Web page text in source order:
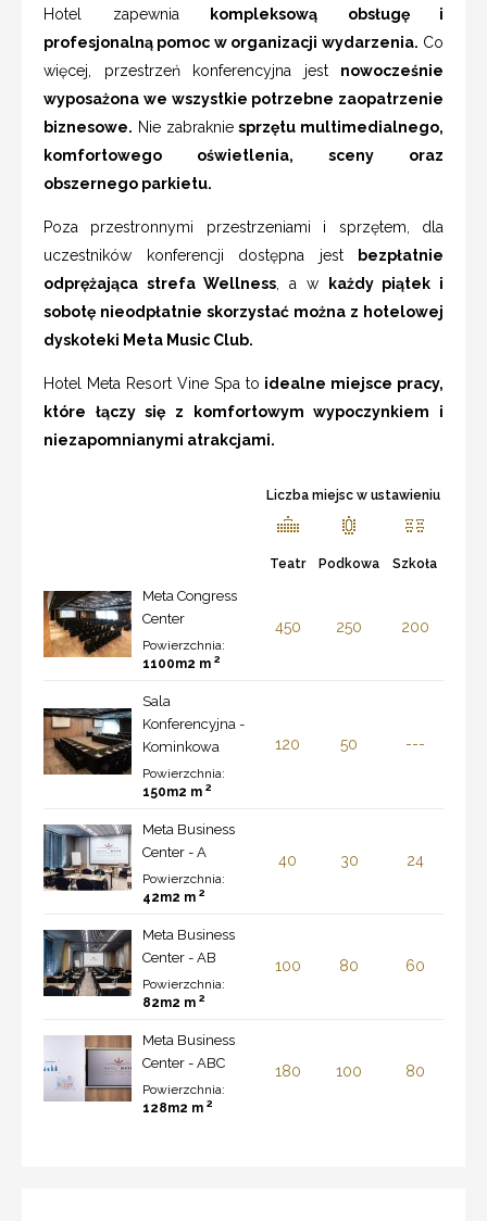
Hotel zapewnia
kompleksową obsługę i
profesjonalną pomoc w organizacji wydarzenia. Co
więcej, przestrzeń konferencyjna jest nowocześnie
wyposażona we wszystkie potrzebne zaopatrzenie
biznesowe. Nie zabraknie sprzętu multimedialnego,
komfortowego oświetlenia, sceny oraz
obszernego parkietu.
Poza przestronnymi przestrzeniami i sprzętem, dla
uczestników konferencji dostępna jest
bezpłatnie
odprężająca strefa Wellness , a w
każdy piątek i
sobotę nieodpłatnie skorzystać można z hotelowej
dyskoteki Meta Music Club.
Hotel Meta Resort Vine Spa to idealne miejsce pracy,
które łączy się z komfortowym wypoczynkiem i
niezapomnianymi atrakcjami.
Liczba miejsc w ustawieniu
Teatr Podkowa Szkoła
Meta Congress
Center
Powierzchnia:
1100m2 m 2
450 250 200
Sala
Konferencyjna -
Kominkowa
Powierzchnia:
150m2 m 2
120 50 ---
Meta Business
Center - A
Powierzchnia:
42m2 m 2
40 30 24
Meta Business
Center - AB
Powierzchnia:
82m2 m 2
100 80 60
Meta Business
Center - ABC
Powierzchnia:
128m2 m 2
180 100 80